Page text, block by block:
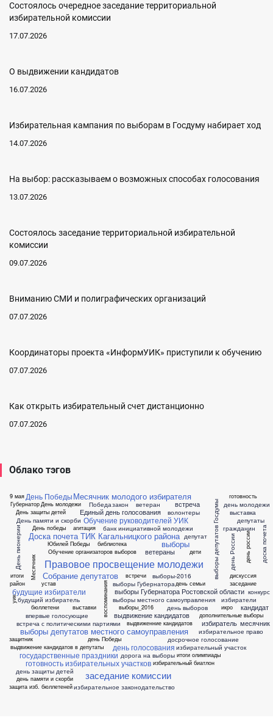
Состоялось очередное заседание территориальной
избирательной комиссии
17.07.2026
О выдвижении кандидатов
16.07.2026
Избирательная кампания по выборам в Госдуму набирает ход
14.07.2026
На выбор: рассказываем о возможных способах голосования
13.07.2026
Состоялось заседание территориальной избирательной
комиссии
09.07.2026
Вниманию СМИ и полиграфических организаций
07.07.2026
Координаторы проекта «ИнформУИК» приступили к обучению
07.07.2026
Как открыть избирательный счет дистанционно
07.07.2026
Облако тэгов
9 мая
Губернатор
День Победы
День защиты детей
День молодежи
День памяти и скорби
День пионерии День победы
Доска почета ТИК Кагальницкого района
Единый день голосования
Месячник
Месячник молодого избирателя
Обучение организаторов выборов
Обучение руководителей УИК
Победа
Правовое просвещение молодежи
Собрание депутатов
Юбилей Победы
агитация банк инициативной молодежи
библиотека
будущие избиратели
будущий избиратель
бюллетени
ветеран
ветераны
волонтеры
воспоминания
впервые голосующие
встреча
встреча с политическими партиями
встречи
выборы
выборы Губернатора
выборы Губернатора Ростовской области
выборы депутатов Госдумы
выборы депутатов местного самоуправления
выборы местного самоуправления
выборы-2016
выборы_2016
выдвижение кандидатов
выдвижение кандидатов в депутаты
выдвиженние кандидатов
выставка
выставки
государственные праздники
готовность
готовность избирательных участков
гражданин
день семьи
день Победы
день России
день выборов
день голосования
день защиты детей
день молодежи
день памяти и скорби
день россии
депутат
депутаты
дети
дискуссия
дополнительные выборы
дорога на выборы
доска почета
досрочное голосование
закон
заседание
заседание комиссии
защита изб. бюллетеней
защитник
избиратели
избиратель
избирательное законодательство
избирательное право
избирательный биатлон
избирательный участок
икро
итоги
итоги олимпиады
кандидат
конкурс
месячник
район
уик
устав